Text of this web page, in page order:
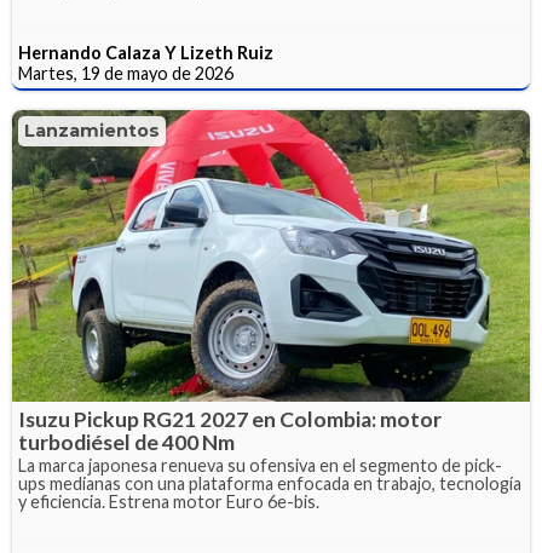
Hernando Calaza Y Lizeth Ruiz
Martes, 19 de mayo de 2026
Lanzamientos
Isuzu Pickup RG21 2027 en Colombia: motor
turbodiésel de 400 Nm
La marca japonesa renueva su ofensiva en el segmento de pick-
ups medianas con una plataforma enfocada en trabajo, tecnología
y eficiencia. Estrena motor Euro 6e-bis.